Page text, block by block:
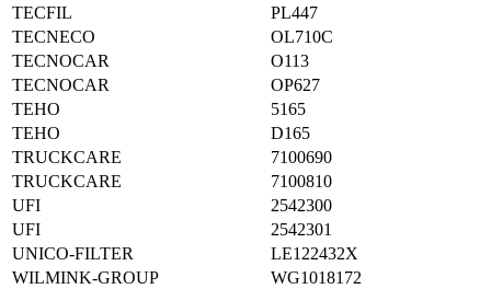
TECFIL
PL447
TECNECO
OL710C
TECNOCAR
O113
TECNOCAR
OP627
TEHO
5165
TEHO
D165
TRUCKCARE
7100690
TRUCKCARE
7100810
UFI
2542300
UFI
2542301
UNICO-FILTER
LE122432X
WILMINK-GROUP
WG1018172